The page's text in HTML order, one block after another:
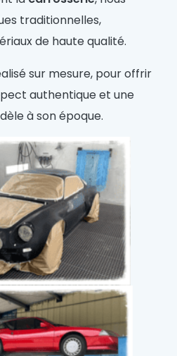
traditionnelles,
de haute qualité.
sur mesure, pour offrir
authentique et une
à son époque.